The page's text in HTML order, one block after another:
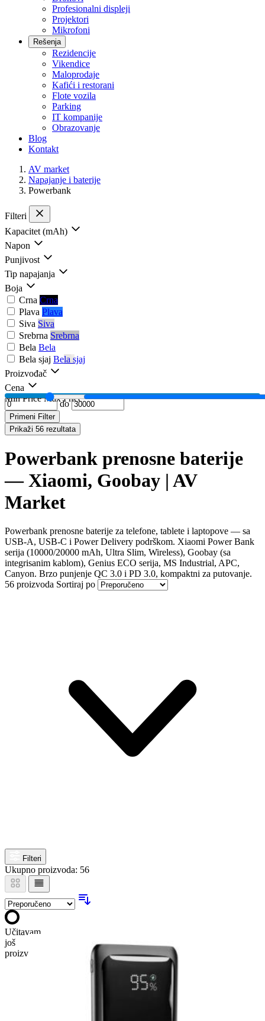
Profesionalni displeji
Projektori
Mikrofoni
Rešenja
Rezidencije
Vikendice
Maloprodaje
Kafići i restorani
Flote vozila
Parking
IT kompanije
Obrazovanje
Blog
Kontakt
AV market
Napajanje i baterije
Powerbank
Filteri
Kapacitet (mAh)
Napon
Punjivost
Tip napajanja
Boja
Crna Crna
Plava Plava
Siva Siva
Srebrna Srebrna
Bela Bela
Bela sjaj Bela sjaj
Proizvođač
Cena
Min Price Max Price
do
Primeni Filter
Prikaži 56 rezultata
Powerbank prenosne baterije
— Xiaomi, Goobay | AV
Market
Powerbank prenosne baterije za telefone, tablete i laptopove — sa
USB-A, USB-C i Power Delivery podrškom. Xiaomi Power Bank
serija (10000/20000 mAh, Ultra Slim, Wireless), Goobay (sa
integrisanim kablom), Genius ECO serija, MS Industrial, APC,
Canyon. Brzo punjenje QC 3.0 i PD 3.0, kompaktni za putovanje.
56 proizvoda Sortiraj po
Filteri
Ukupno proizvoda: 56
Učitavam
još
proizvoda…